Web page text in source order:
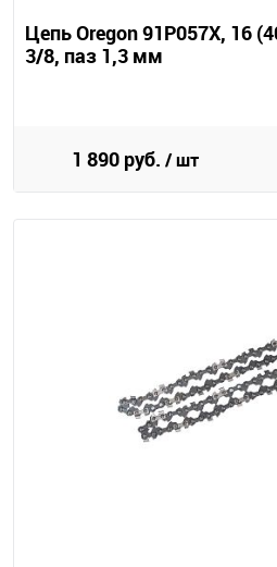
Цепь Oregon 91P057X, 16
3/8, паз 1,3 мм
1 890 руб. / шт